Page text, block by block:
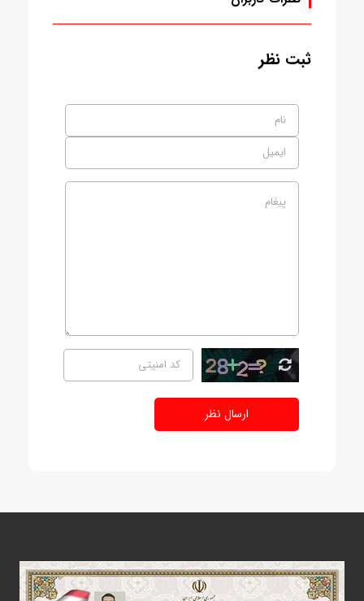
ثبت نظر
ارسال نظر